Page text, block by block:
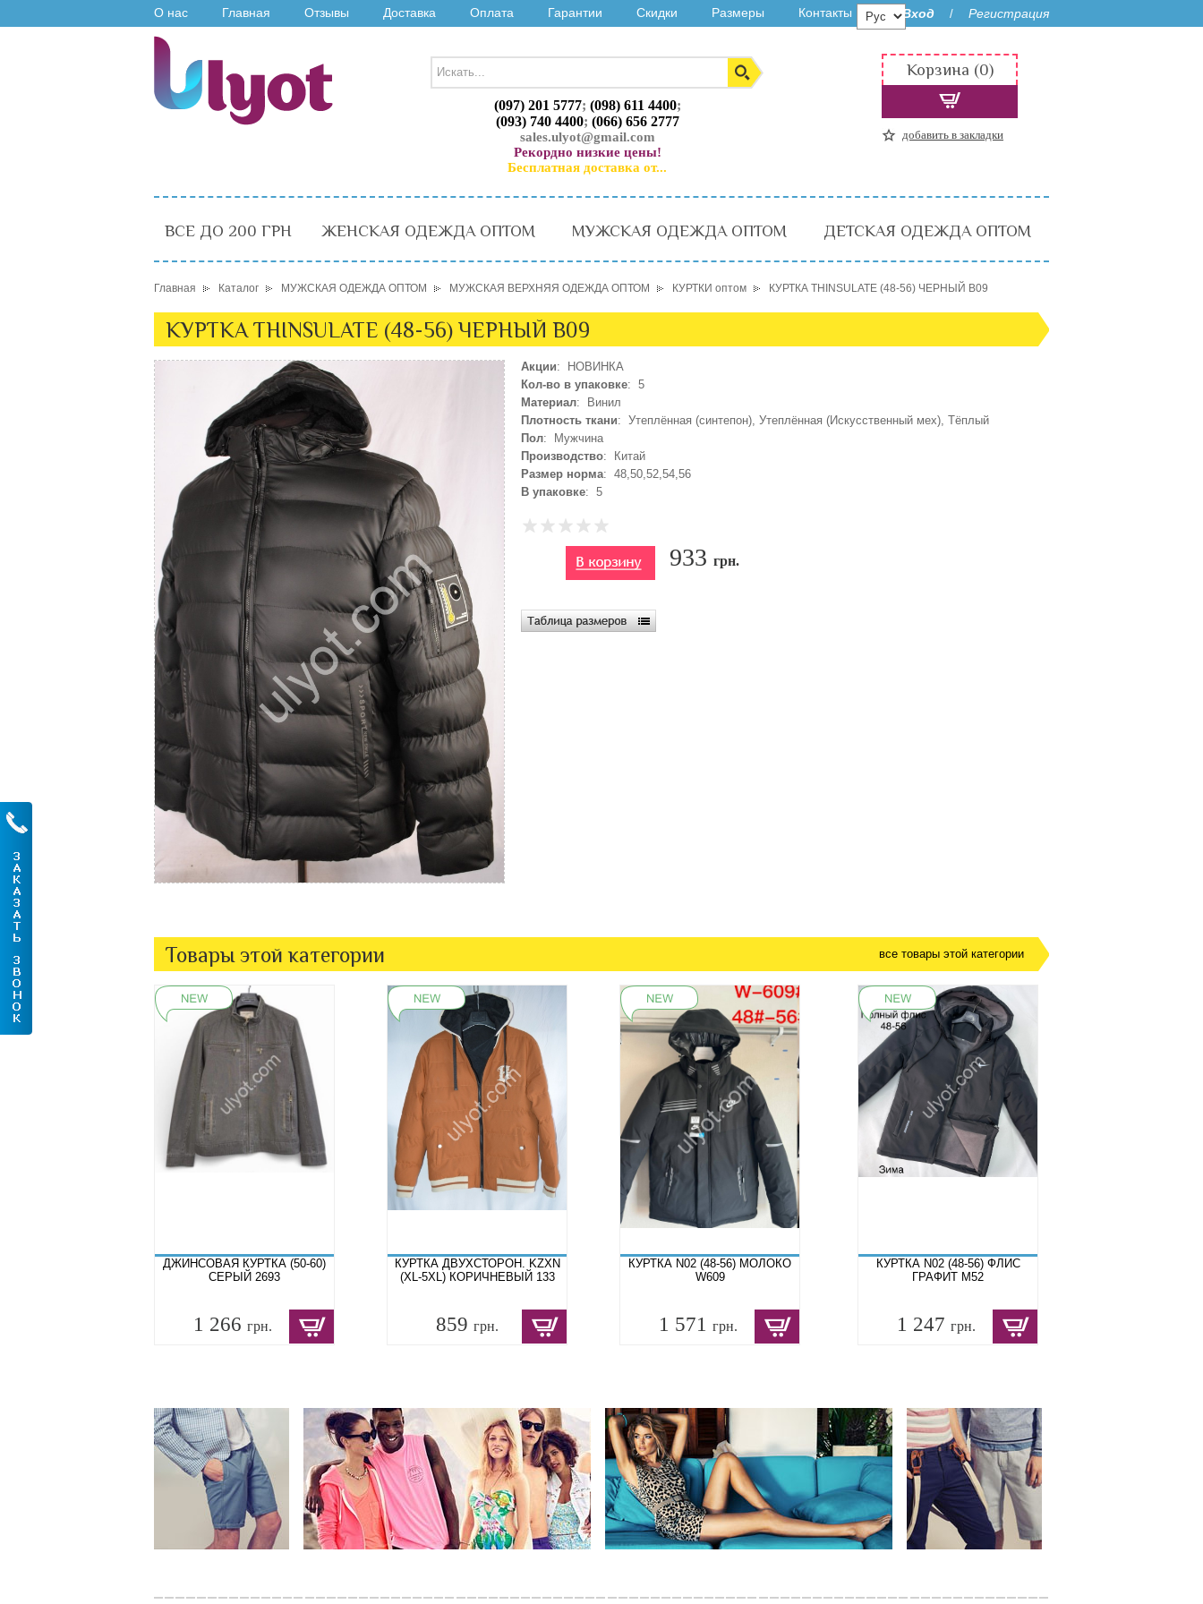
О нас Главная Отзывы Доставка Оплата Гарантии Скидки Размеры Контакты Вход / Регистрация
(097) 201 5777; (098) 611 4400;
(093) 740 4400; (066) 656 2777
sales.ulyot@gmail.com
Рекордно низкие цены!
Бесплатная доставка от...
Корзина (0)
добавить в закладки
ВСЕ ДО 200 ГРН ЖЕНСКАЯ ОДЕЖДА ОПТОМ МУЖСКАЯ ОДЕЖДА ОПТОМ ДЕТСКАЯ ОДЕЖДА ОПТОМ
Главная Каталог МУЖСКАЯ ОДЕЖДА ОПТОМ МУЖСКАЯ ВЕРХНЯЯ ОДЕЖДА ОПТОМ КУРТКИ оптом КУРТКА THINSULATE (48-56) ЧЕРНЫЙ B09
КУРТКА THINSULATE (48-56) ЧЕРНЫЙ B09
Акции: НОВИНКА
Кол-во в упаковке: 5
Материал: Винил
Плотность ткани: Утеплённая (синтепон), Утеплённая (Искусственный мех), Тёплый
Пол: Мужчина
Производство: Китай
Размер норма: 48,50,52,54,56
В упаковке: 5
933 грн.
Товары этой категории все товары этой категории
ДЖИНСОВАЯ КУРТКА (50-60)
СЕРЫЙ 2693
1 266 грн.
КУРТКА ДВУХСТОРОН. KZXN
(XL-5XL) КОРИЧНЕВЫЙ 133
859 грн.
КУРТКА N02 (48-56) МОЛОКО
W609
1 571 грн.
КУРТКА N02 (48-56) ФЛИС
ГРАФИТ M52
1 247 грн.